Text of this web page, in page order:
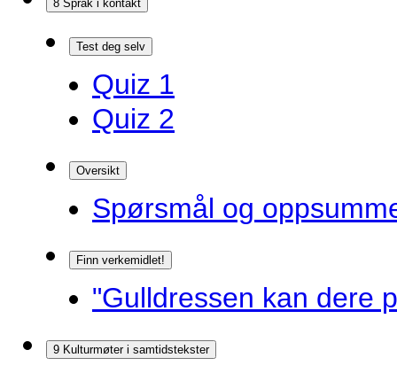
8 Språk i kontakt
Test deg selv
Quiz 1
Quiz 2
Oversikt
Spørsmål og
Finn verkemidlet!
"Gulldressen kan dere
9 Kulturmøter i samtidstekster